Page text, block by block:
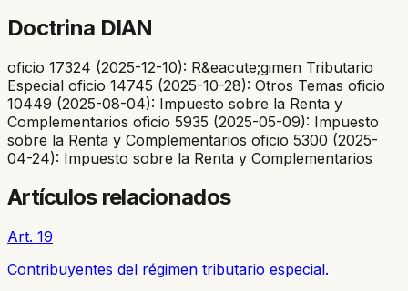
Doctrina DIAN
oficio 17324 (2025-12-10): R&eacute;gimen Tributario
Especial oficio 14745 (2025-10-28): Otros Temas oficio
10449 (2025-08-04): Impuesto sobre la Renta y
Complementarios oficio 5935 (2025-05-09): Impuesto
sobre la Renta y Complementarios oficio 5300 (2025-
04-24): Impuesto sobre la Renta y Complementarios
Artículos relacionados
Art. 19
Contribuyentes del régimen tributario especial.